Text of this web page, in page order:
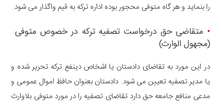
را بنماید و هر گاه متوفی محجور بوده اداره ترکه به قیم واگذار می شود.
• متقاضی حق درخواست تصفیه ترکه در خصوص متوفی
(مجهول الوارث)
در این مورد به تقاضای دادستان یا اشخاص دینفع ترکه تحریر شده و
یا مدیر تصفیه تعیین می شود. دادستان بعنوان حافظ اموال عمومی و
مدعی منافع جامعه حق دارد تقاضای تصفیه را در مورد متوفی بلاوارث